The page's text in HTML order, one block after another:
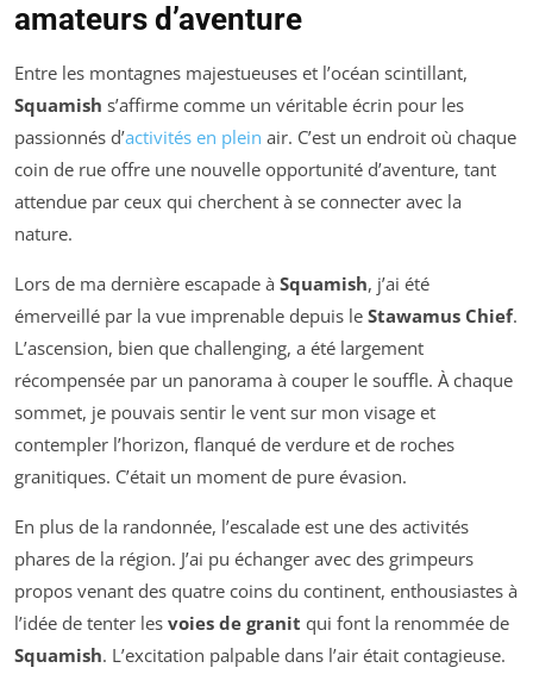
amateurs d’aventure
Entre les montagnes majestueuses et l’océan scintillant,
Squamish s’affirme comme un véritable écrin pour les
passionnés d’activités en plein air. C’est un endroit où chaque
coin de rue offre une nouvelle opportunité d’aventure, tant
attendue par ceux qui cherchent à se connecter avec la
nature.
Lors de ma dernière escapade à Squamish, j’ai été
émerveillé par la vue imprenable depuis le Stawamus Chief.
L’ascension, bien que challenging, a été largement
récompensée par un panorama à couper le souffle. À chaque
sommet, je pouvais sentir le vent sur mon visage et
contempler l’horizon, flanqué de verdure et de roches
granitiques. C’était un moment de pure évasion.
En plus de la randonnée, l’escalade est une des activités
phares de la région. J’ai pu échanger avec des grimpeurs
propos venant des quatre coins du continent, enthousiastes à
l’idée de tenter les voies de granit qui font la renommée de
Squamish. L’excitation palpable dans l’air était contagieuse.